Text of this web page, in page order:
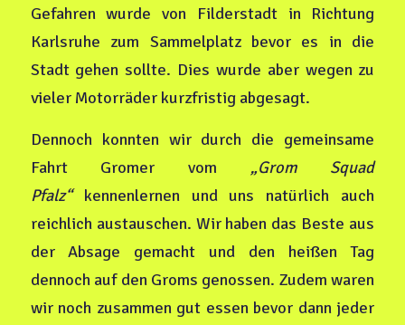
Gefahren wurde von Filderstadt in Richtung
Karlsruhe zum Sammelplatz bevor es in die
Stadt gehen sollte. Dies wurde aber wegen zu
vieler Motorräder kurzfristig abgesagt.
Dennoch konnten wir durch die gemeinsame
Fahrt Gromer vom „Grom Squad
Pfalz“kennenlernen und uns natürlich auch
reichlich austauschen. Wir haben das Beste aus
der Absage gemacht und den heißen Tag
dennoch auf den Groms genossen. Zudem waren
wir noch zusammen gut essen bevor dann jeder